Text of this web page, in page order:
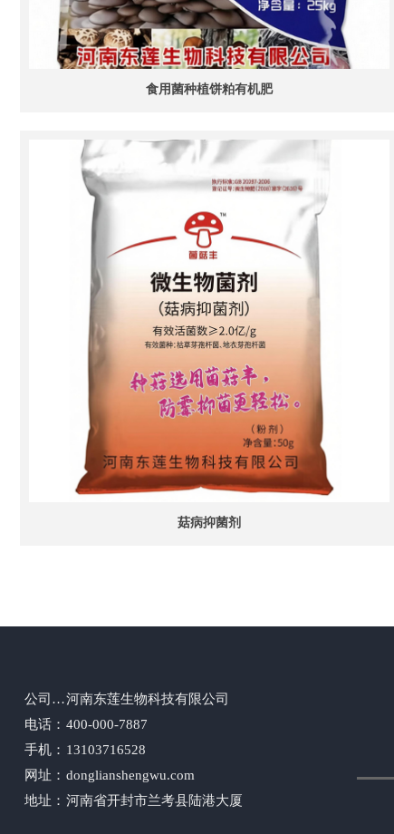
食用菌种植饼粕有机肥
菇病抑菌剂
公司名称：河南东莲生物科技有限公司
电话： 400-000-7887
手机： 13103716528
网址： donglianshengwu.com
地址： 河南省开封市兰考县陆港大厦